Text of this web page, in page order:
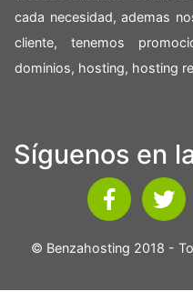
cada necesidad, ademas
cliente, tenemos
dominios, hosting, hosting
Síguenos en
© Benzahosting 2018 -